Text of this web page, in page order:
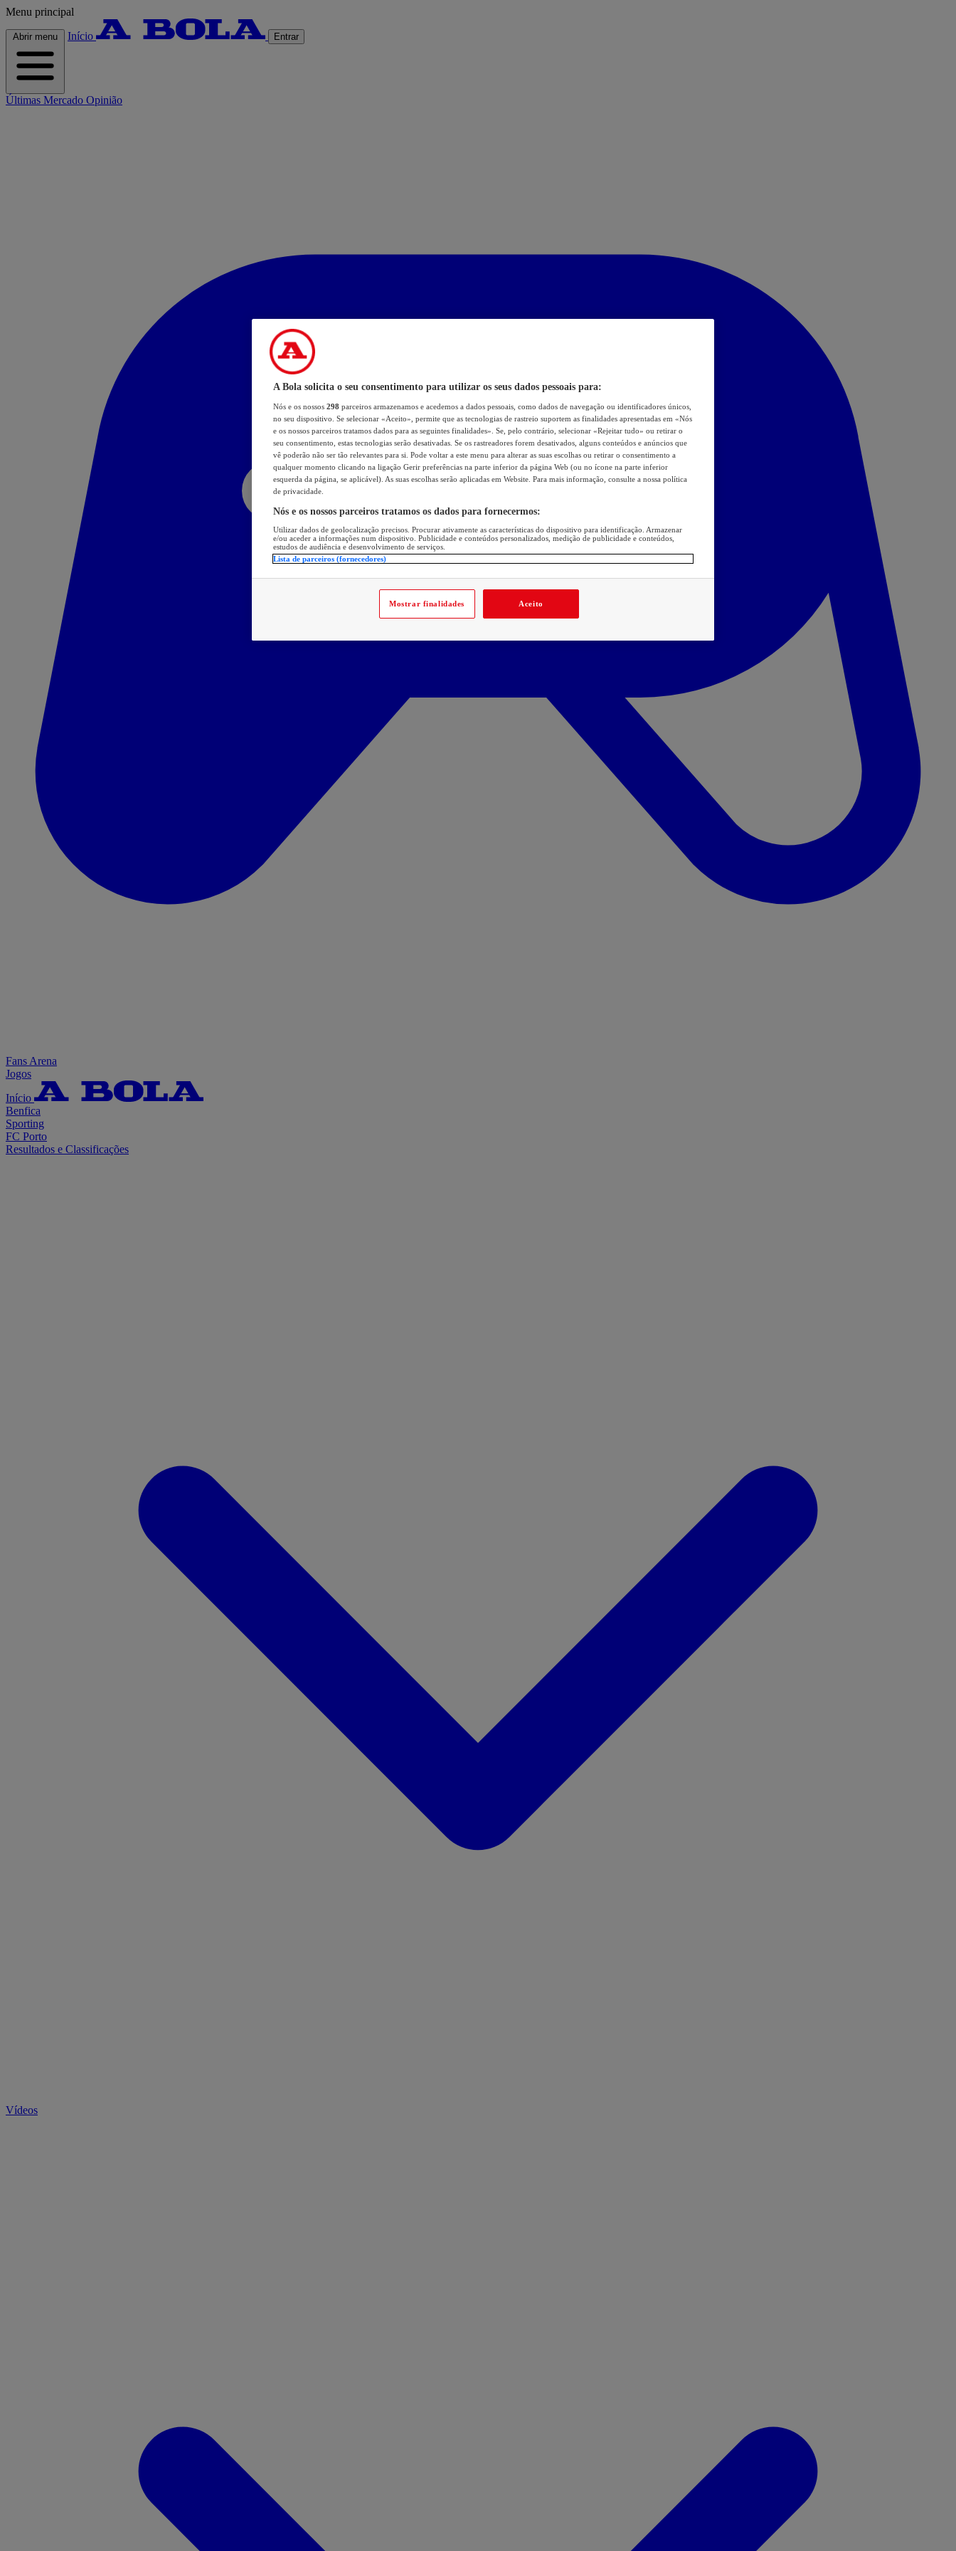
Menu principal
Abrir menu Início Entrar
Últimas Mercado Opinião
Fans Arena
Jogos
Início
Benfica
Sporting
FC Porto
Resultados e Classificações
Vídeos
A Bola solicita o seu consentimento para utilizar os seus dados pessoais para:
Nós e os nossos 298 parceiros armazenamos e acedemos a dados pessoais, como dados de navegação ou identificadores únicos,
no seu dispositivo. Se selecionar «Aceito», permite que as tecnologias de rastreio suportem as finalidades apresentadas em «Nós
e os nossos parceiros tratamos dados para as seguintes finalidades». Se, pelo contrário, selecionar «Rejeitar tudo» ou retirar o
seu consentimento, estas tecnologias serão desativadas. Se os rastreadores forem desativados, alguns conteúdos e anúncios que
vê poderão não ser tão relevantes para si. Pode voltar a este menu para alterar as suas escolhas ou retirar o consentimento a
qualquer momento clicando na ligação Gerir preferências na parte inferior da página Web (ou no ícone na parte inferior
esquerda da página, se aplicável). As suas escolhas serão aplicadas em Website. Para mais informação, consulte a nossa política
de privacidade.
Nós e os nossos parceiros tratamos os dados para fornecermos:
Utilizar dados de geolocalização precisos. Procurar ativamente as características do dispositivo para identificação. Armazenar
e/ou aceder a informações num dispositivo. Publicidade e conteúdos personalizados, medição de publicidade e conteúdos,
estudos de audiência e desenvolvimento de serviços.
Lista de parceiros (fornecedores)
Mostrar finalidades Aceito